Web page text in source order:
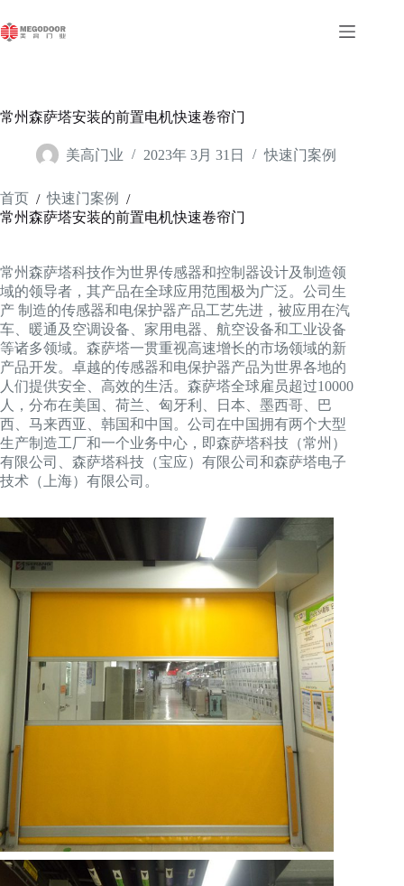
至
内
常州森萨塔安装的前置电机快速卷帘门
美高门业 2023年 3月 31日 快速门案例
首页 / 快速门案例
/
常州森萨塔安装的前置电机快速卷帘门
常州森萨塔科技作为世界传感器和控制器设计及制造领
域的领导者，其产品在全球应用范围极为广泛。公司生
产 制造的传感器和电保护器产品工艺先进，被应用在汽
车、暖通及空调设备、家用电器、航空设备和工业设备
等诸多领域。森萨塔一贯重视高速增长的市场领域的新
产品开发。卓越的传感器和电保护器产品为世界各地的
人们提供安全、高效的生活。森萨塔全球雇员超过10000
人，分布在美国、荷兰、匈牙利、日本、墨西哥、巴
西、马来西亚、韩国和中国。公司在中国拥有两个大型
生产制造工厂和一个业务中心，即森萨塔科技（常州）
有限公司、森萨塔科技（宝应）有限公司和森萨塔电子
技术（上海）有限公司。